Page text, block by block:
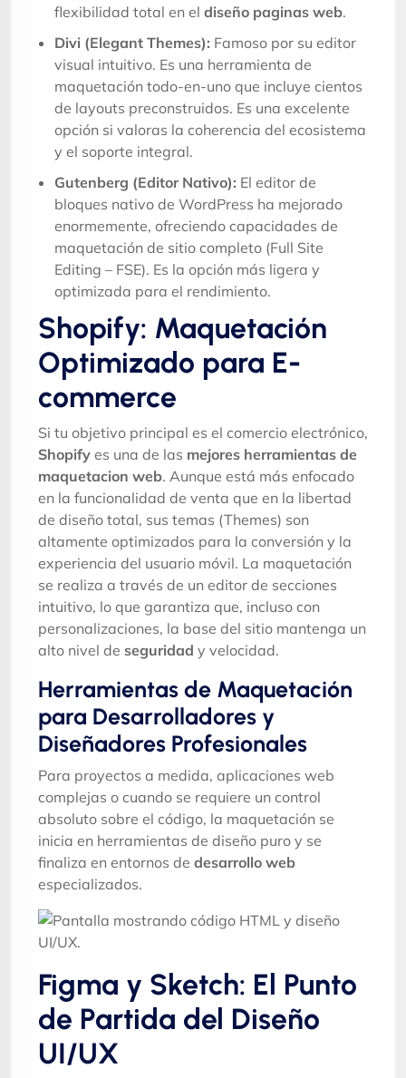
flexibilidad total en el diseño paginas web.
Divi (Elegant Themes): Famoso por su editor
visual intuitivo. Es una herramienta de
maquetación todo-en-uno que incluye cientos
de layouts preconstruidos. Es una excelente
opción si valoras la coherencia del ecosistema
y el soporte integral.
Gutenberg (Editor Nativo): El editor de
bloques nativo de WordPress ha mejorado
enormemente, ofreciendo capacidades de
maquetación de sitio completo (Full Site
Editing – FSE). Es la opción más ligera y
optimizada para el rendimiento.
Shopify: Maquetación
Optimizado para E-
commerce
Si tu objetivo principal es el comercio electrónico,
Shopify es una de las mejores herramientas de
maquetacion web. Aunque está más enfocado
en la funcionalidad de venta que en la libertad
de diseño total, sus temas (Themes) son
altamente optimizados para la conversión y la
experiencia del usuario móvil. La maquetación
se realiza a través de un editor de secciones
intuitivo, lo que garantiza que, incluso con
personalizaciones, la base del sitio mantenga un
alto nivel de seguridad y velocidad.
Herramientas de Maquetación
para Desarrolladores y
Diseñadores Profesionales
Para proyectos a medida, aplicaciones web
complejas o cuando se requiere un control
absoluto sobre el código, la maquetación se
inicia en herramientas de diseño puro y se
finaliza en entornos de desarrollo web
especializados.
Figma y Sketch: El Punto
de Partida del Diseño
UI/UX